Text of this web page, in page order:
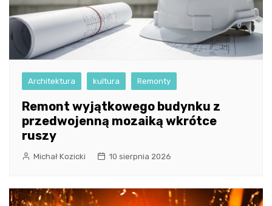
Architektura kultura Remonty
Remont wyjątkowego budynku z
przedwojenną mozaiką wkrótce
ruszy
Michał Kozicki 10 sierpnia 2026